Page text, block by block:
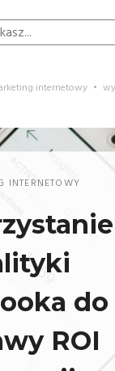
internetowy •
INTERNETOWY
do
ROI